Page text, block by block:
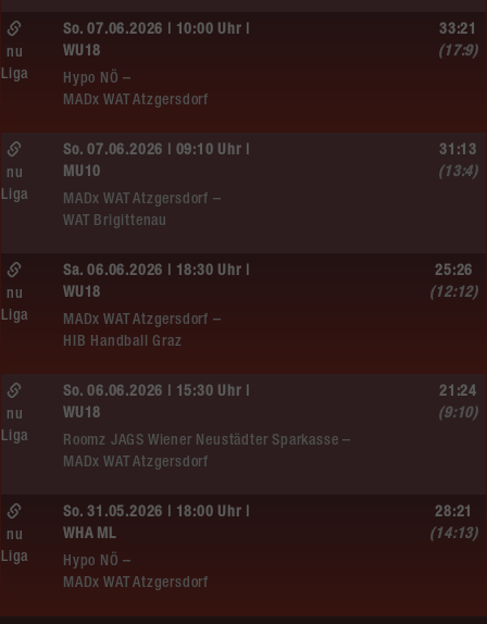
So. 07.06.2026 | 10:00 Uhr |
WU18
Hypo NÖ –
MADx WAT Atzgersdorf
nu
Liga
33:21
(17:9)
So. 07.06.2026 | 09:10 Uhr |
MU10
MADx WAT Atzgersdorf –
WAT Brigittenau
nu
Liga
31:13
(13:4)
Sa. 06.06.2026 | 18:30 Uhr |
WU18
MADx WAT Atzgersdorf –
HIB Handball Graz
nu
Liga
25:26
(12:12)
So. 06.06.2026 | 15:30 Uhr |
WU18
Roomz JAGS Wiener Neustädter Sparkasse –
MADx WAT Atzgersdorf
nu
Liga
21:24
(9:10)
So. 31.05.2026 | 18:00 Uhr |
WHA ML
Hypo NÖ –
MADx WAT Atzgersdorf
nu
Liga
28:21
(14:13)